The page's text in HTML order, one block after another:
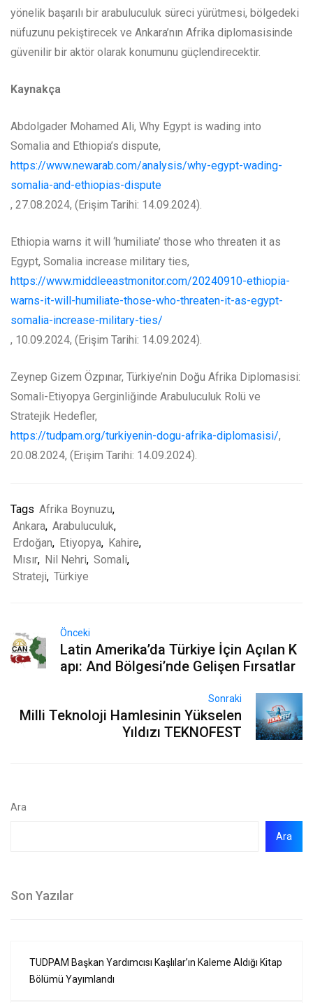
yönelik başarılı bir arabuluculuk süreci yürütmesi, bölgedeki
nüfuzunu pekiştirecek ve Ankara’nın Afrika diplomasisinde
güvenilir bir aktör olarak konumunu güçlendirecektir.
Kaynakça
Abdolgader Mohamed Ali, Why Egypt is wading into
Somalia and Ethiopia’s dispute,
https://www.newarab.com/analysis/why-egypt-wading-
somalia-and-ethiopias-dispute
, 27.08.2024, (Erişim Tarihi: 14.09.2024).
Ethiopia warns it will ‘humiliate’ those who threaten it as
Egypt, Somalia increase military ties,
https://www.middleeastmonitor.com/20240910-ethiopia-
warns-it-will-humiliate-those-who-threaten-it-as-egypt-
somalia-increase-military-ties/
, 10.09.2024, (Erişim Tarihi: 14.09.2024).
Zeynep Gizem Özpınar, Türkiye’nin Doğu Afrika Diplomasisi:
Somali-Etiyopya Gerginliğinde Arabuluculuk Rolü ve
Stratejik Hedefler,
https://tudpam.org/turkiyenin-dogu-afrika-diplomasisi/,
20.08.2024, (Erişim Tarihi: 14.09.2024).
Tags Afrika Boynuzu,
Ankara, Arabuluculuk,
Erdoğan, Etiyopya, Kahire,
Mısır, Nil Nehri, Somali,
Strateji, Türkiye
Önceki
Latin Amerika’da Türkiye İçin Açılan K
apı: And Bölgesi’nde Gelişen Fırsatlar
Sonraki
Milli Teknoloji Hamlesinin Yükselen
Yıldızı TEKNOFEST
Ara
Ara
Son Yazılar
TUDPAM Başkan Yardımcısı Kaşlılar’ın Kaleme Aldığı Kitap
Bölümü Yayımlandı